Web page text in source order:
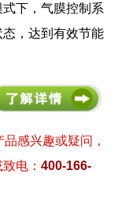
下，气膜控制系
，达到有效节能
感兴趣或疑问，
电： 400-166-